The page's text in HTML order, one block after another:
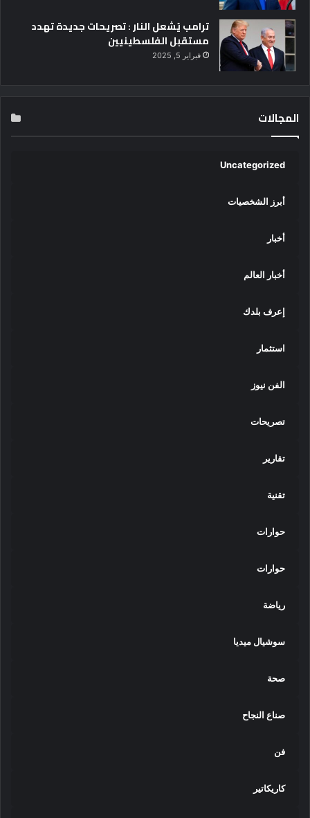
2
4
ترامب يُشعل النار : تصريحات جديدة تهدد
مستقبل الفلسطينيين
فبراير 5, 2025
المجالات
Uncategorized
أبرز الشخصيات
أخبار
أخبار العالم
إعرف بلدك
استثمار
الفن نيوز
تصريحات
تقارير
تقنية
حوارات
حوارات
رياضة
سوشيال ميديا
صحة
صناع النجاح
فن
كاريكاتير